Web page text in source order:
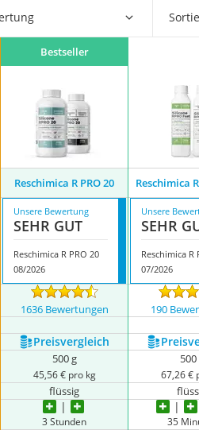
Bestseller
Reschimica R PRO 20 Reschimica
Unsere Bewertung
SEHR GUT
Reschimica R PRO 20
08/2026
Unsere
SEHR
07/2026
1636 Bewertungen 190
Preis­vergleich
500 g
45,56 € pro kg
500
67,26 €
flüssig
3 Stunden 35